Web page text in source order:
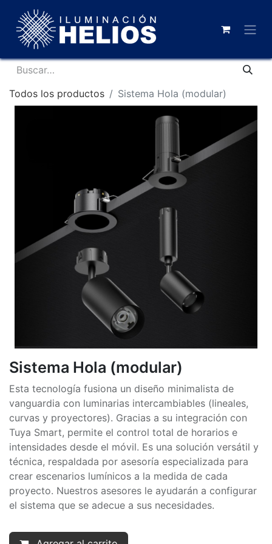
Todos los productos Sistema Hola (modular)
Sistema Hola (modular)
Esta tecnología fusiona un diseño minimalista de
vanguardia con luminarias intercambiables (lineales,
curvas y proyectores). Gracias a su integración con
Tuya Smart, permite el control total de horarios e
intensidades desde el móvil. Es una solución versátil y
técnica, respaldada por asesoría especializada para
crear escenarios lumínicos a la medida de cada
proyecto. Nuestros asesores le ayudarán a configurar
el sistema que se adecue a sus necesidades.